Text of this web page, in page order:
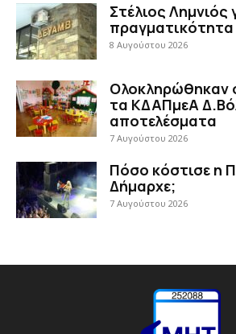
Στέλιος
πραγματικότητα
8 Αυγούστου 2026
Ολοκληρώθηκαν
τα ΚΔΑΠμεΑ
αποτελέσματα
7 Αυγούστου 2026
Πόσο κόστισε η
Δήμαρχε;
7 Αυγούστου 2026